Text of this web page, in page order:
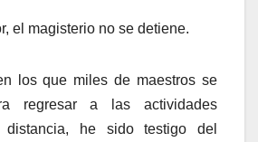
el magisterio no se detiene.
los que miles de maestros se
regresar a las actividades
he sido testigo del